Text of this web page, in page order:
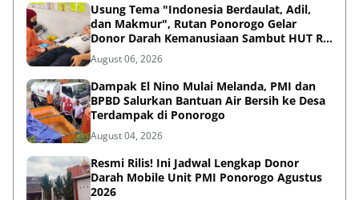
Usung Tema "Indonesia Berdaulat, Adil,
dan Makmur", Rutan Ponorogo Gelar
Donor Darah Kemanusiaan Sambut HUT RI
ke-81
August 06, 2026
Dampak El Nino Mulai Melanda, PMI dan
BPBD Salurkan Bantuan Air Bersih ke Desa
Terdampak di Ponorogo
August 04, 2026
Resmi Rilis! Ini Jadwal Lengkap Donor
Darah Mobile Unit PMI Ponorogo Agustus
2026